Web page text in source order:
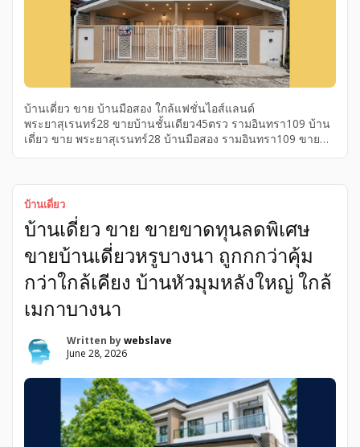
บ้านเดี่ยว ขาย บ้านมือสอง ใกล้แฟชั่นไอส์แลนด์
พระยาสุเรนทร์28 ขายบ้านชั้นเดียว45ตรว รามอินทรา109 บ้าน
เดี่ยว ขาย พระยาสุเรนทร์28 บ้านมือสอง รามอินทรา109 ขาย
มือสอง ขายบ้านชั้นเดียว45ตรว, รีโนเวทพร้อมอยู่ บ้านมือสอง
พระยาสุเรนทร์28 ใกล้รถไฟฟ้าสีชมพู ใกล้แฟชั่นไอส์แลนด์ ใกล้
รถไฟฟ้าสีชมพูและแฟชั่นไอส์แลนด์ ขายบ้าน4 ห้องนอน
รามอินทรา109 บ้านมือสอง ขายบ้านชั้นเดียว45ตรว, รีโนเวท
พร้อมอยู่ บ้านมือสอง พระยาสุเรนทร์28 ใกล้รถไฟฟ้าสีชมพู ใกล้
แฟชั่นไอส์แลนด์ ใกล้รถไฟฟ้าสีชมพูและแฟชั่นไอส์แลนด์
หมู่บ้านทหารกองหนุน บ้านพระยาสุเรนทร์28 รีโนเวทพร้อมอยู่
ดีลแรงสำหรับคนหา ขายบ้านชั้นเดียว รามอินทรา109 ! post
28 […]
บ้านเดี่ยว
บ้านเดี่ยว ขาย ขายขาดทุนลดพิเศษ
ขายบ้านเดี่ยวหรูบางนา ถูกกกว่าคุ้ม
กว่าใกล้เคียง บ้านหัวมุมหลังใหญ่ ใกล้
เมกาบางนา
Written bywebslave
June 28, 2026